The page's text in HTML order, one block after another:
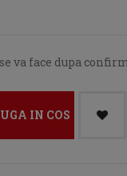
va face dupa
IN COS